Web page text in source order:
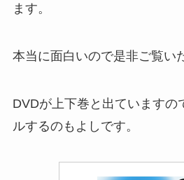
ます。
本当に面白いので是非ご覧い
DVDが上下巻と出ていますの
ルするのもよしです。